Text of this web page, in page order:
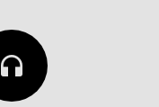
headphones